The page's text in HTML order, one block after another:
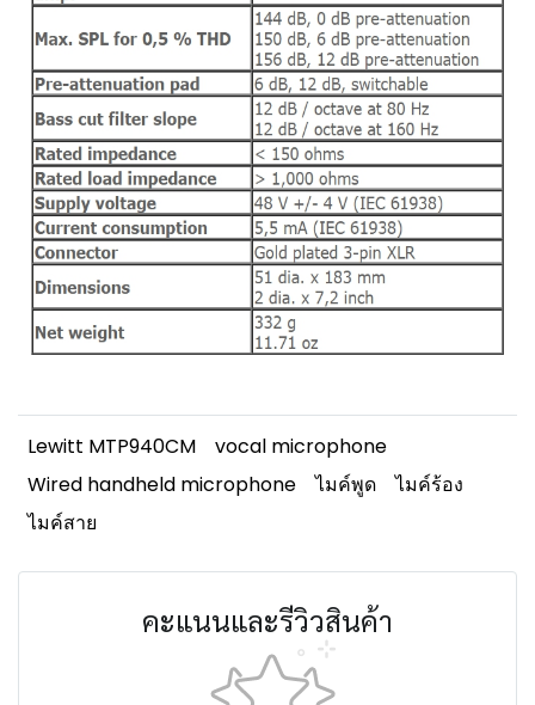
Lewitt MTP940CM
vocal microphone
Wired handheld microphone
ไมค์พูด
ไมค์ร้อง
ไมค์สาย
คะแนนและรีวิวสินค้า